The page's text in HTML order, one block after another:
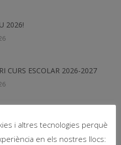
2026!
CURS ESCOLAR 2026-2027
i altres tecnologies perquè
en els nostres llocs: